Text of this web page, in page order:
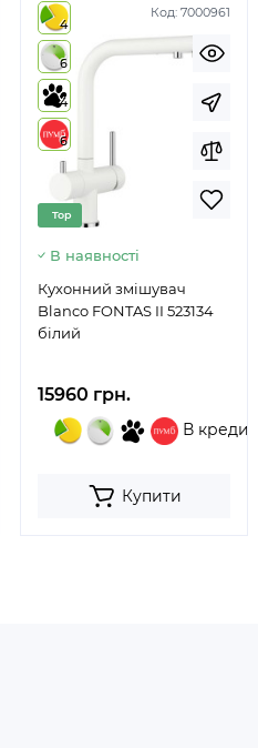
Код: 7000961
4
6
4
6
Top
В наявності
Кухонний змішувач
Blanco FONTAS II 523134
білий
15960 грн.
В кредит
Купити